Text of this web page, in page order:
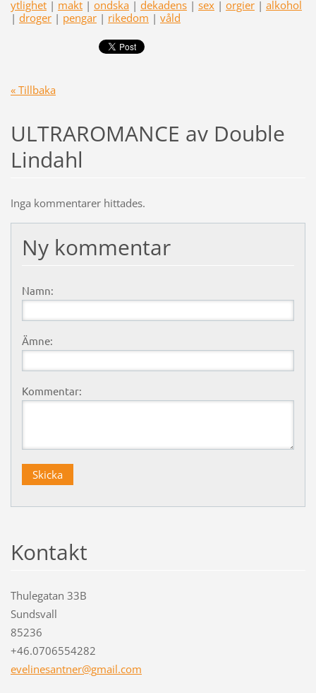
ytlighet | makt | ondska | dekadens | sex | orgier | alkohol
| droger | pengar | rikedom | våld
« Tillbaka
ULTRAROMANCE av Double
Lindahl
Inga kommentarer hittades.
Ny kommentar
Namn:
Ämne:
Kommentar:
Kontakt
Thulegatan 33B
Sundsvall
85236
+46.0706554282
evelinesantner@gmail.com